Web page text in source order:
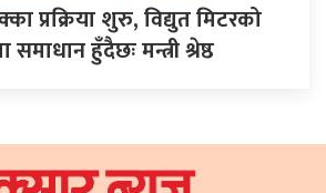
प्रक्रिया शुरु, विद्युत मिटरको
हुँदैछः मन्त्री श्रेष्ठ